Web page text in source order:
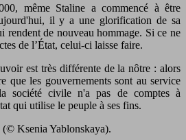
même Staline a commencé à être
il y a une glorification de sa
rendent de nouveau hommage. Si ce ne
de l’État, celui-ci laisse faire.
est très différente de la nôtre : alors
que les gouvernements sont au service
société civile n'a pas de comptes à
qui utilise le peuple à ses fins.
(© Ksenia Yablonskaya).